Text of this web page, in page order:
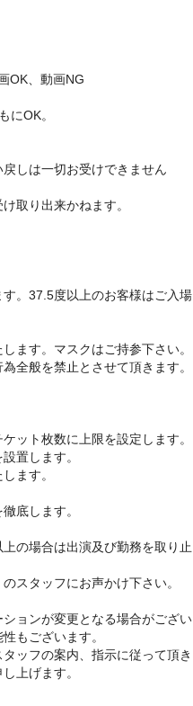
OK、動画NG
にOK。
しは一切お受けできません
取り出来かねます。
。37.5度以上のお客様はご入場
ます。マスクはご持参下さい。
全般を禁止とさせて頂きます。
ット枚数に上限を設定します。
置します。
ます。
底します。
の場合は出演及び勤務を取り止
スタッフにお声かけ下さい。
ョンが変更となる場合がござい
もございます。
ッフの案内、指示に従って頂き
上げます。